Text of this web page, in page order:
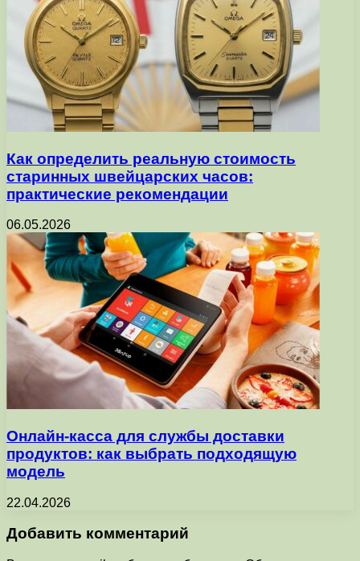
Как определить реальную стоимость
старинных швейцарских часов:
практические рекомендации
06.05.2026
Онлайн-касса для службы доставки
продуктов: как выбрать подходящую
модель
22.04.2026
Добавить комментарий